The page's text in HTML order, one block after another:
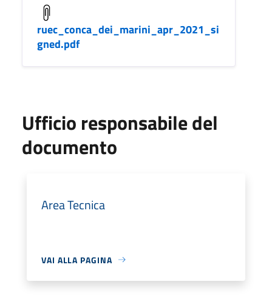
ruec_conca_dei_marini_apr_2021_si
gned.pdf
Ufficio responsabile del
documento
Area Tecnica
VAI ALLA PAGINA